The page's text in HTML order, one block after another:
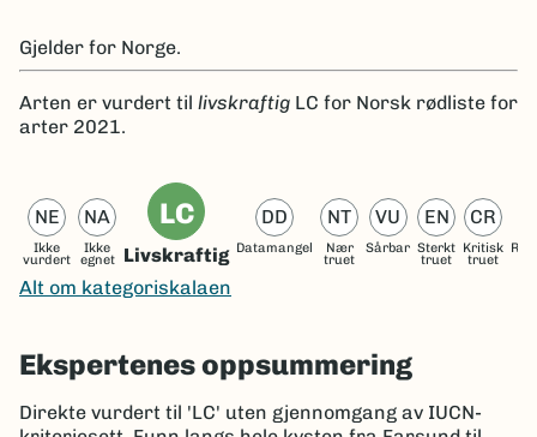
Gjelder for Norge.
Arten er vurdert til livskraftig LC for Norsk rødliste for
arter 2021.
NE
Ikke
vurdert
NA
Ikke
egnet
LC
Livskraftig
DD
Datamangel
NT
Nær
truet
VU
Sårbar
EN
Sterkt
truet
CR
Kritisk
truet
Alt om kategoriskalaen
Ekspertenes oppsummering
Direkte vurdert til 'LC' uten gjennomgang av IUCN-